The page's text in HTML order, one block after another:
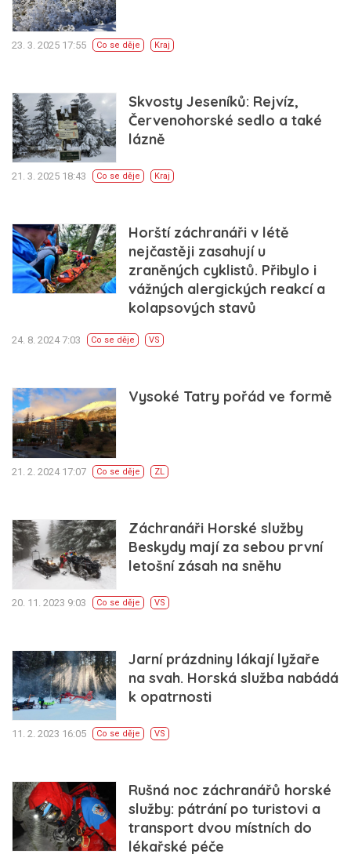
23. 3. 2025 17:55 Co se děje Kraj
Skvosty Jeseníků: Rejvíz,
Červenohorské sedlo a také
lázně
21. 3. 2025 18:43 Co se děje Kraj
Horští záchranáři v létě
nejčastěji zasahují u
zraněných cyklistů. Přibylo i
vážných alergických reakcí a
kolapsových stavů
24. 8. 2024 7:03 Co se děje VS
Vysoké Tatry pořád ve formě
21. 2. 2024 17:07 Co se děje ZL
Záchranáři Horské služby
Beskydy mají za sebou první
letošní zásah na sněhu
20. 11. 2023 9:03 Co se děje VS
Jarní prázdniny lákají lyžaře
na svah. Horská služba nabádá
k opatrnosti
11. 2. 2023 16:05 Co se děje VS
Rušná noc záchranářů horské
služby: pátrání po turistovi a
transport dvou místních do
lékařské péče